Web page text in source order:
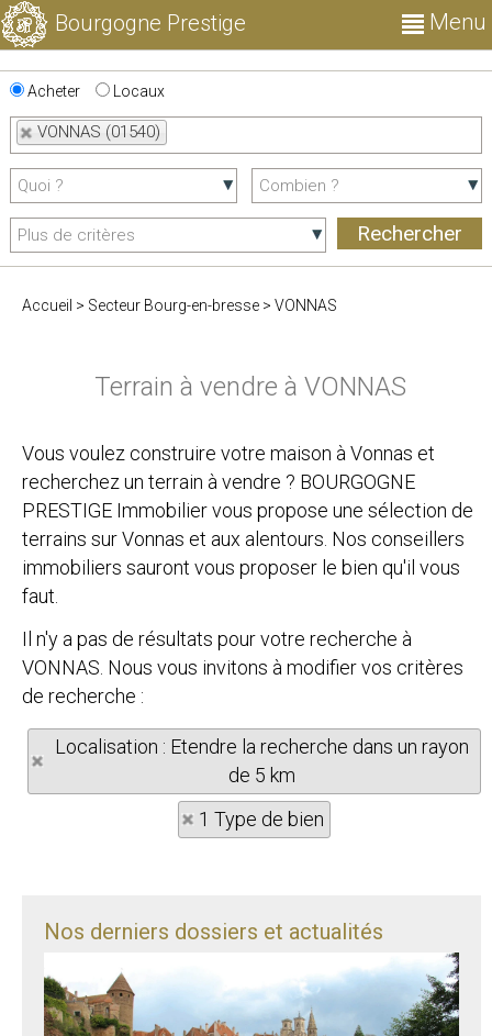
Bourgogne Prestige Menu
Acheter Locaux
VONNAS (01540)
Accueil > Secteur Bourg-en-bresse > VONNAS
Terrain à vendre à VONNAS
Vous voulez construire votre maison à Vonnas et
recherchez un terrain à vendre ? BOURGOGNE
PRESTIGE Immobilier vous propose une sélection de
terrains sur Vonnas et aux alentours. Nos conseillers
immobiliers sauront vous proposer le bien qu'il vous
faut.
Il n'y a pas de résultats pour votre recherche à
VONNAS. Nous vous invitons à modifier vos critères
de recherche :
Localisation : Etendre la recherche dans un rayon
de 5 km
1 Type de bien
Nos derniers dossiers et actualités